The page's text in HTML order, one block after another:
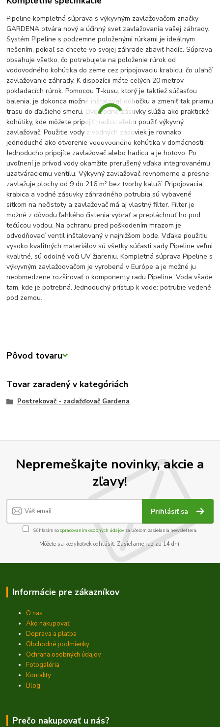
Pipeline kompletná súprava s výkyvným zavlažovačom značky
GARDENA otvára nový a účinný svet zavlažovania vašej záhrady.
Systém Pipeline s podzemne položenými rúrkami je ideálnym
riešením, pokiaľ sa chcete vo svojej záhrade zbaviť hadíc. Súprava
obsahuje všetko, čo potrebujete na položenie rúrok od
vodovodného kohútika do zeme cez pripojovaciu krabicu, čo uľahčí
zavlažovanie záhrady. K dispozícii máte celých 20 metrov
pokladacích rúrok. Pomocou T-kusu, ktorý je taktiež súčasťou
balenia, je dokonca možné inštalovať odbočku a zmeniť tak priamu
trasu do ďalšieho smeru. Dve vodné zásuvky slúžia ako praktické
kohútiky, kde môžete pripojiť hadicu alebo použiť výkyvný
zavlažovač. Použitie vody z vodných zásuviek je rovnako
jednoduché ako otvorenie vodovodného kohútika v domácnosti.
Jednoducho pripojíte zavlažovač alebo hadicu a je hotovo. Po
uvoľnení je prívod vody okamžite prerušený vďaka integrovanému
uzatváraciemu ventilu. Výkyvný zavlažovač rovnomerne a presne
zavlažuje plochy od 9 do 216 m² bez tvorby kaluží. Pripojovacia
krabica a vodné zásuvky záhradného potrubia sú vybavené
sitkom na nečistoty a zavlažovač má aj vlastný filter. Filter je
možné z dôvodu ľahkého čistenia vybrať a prepláchnuť ho pod
tečúcou vodou. Na ochranu pred poškodením mrazom je
odvodňovací ventil inštalovaný v najnižšom bode. Vďaka použitiu
vysoko kvalitných materiálov sú všetky súčasti sady Pipeline veľmi
kvalitné, sú odolné voči UV žiareniu. Kompletná súprava Pipeline s
výkyvným zavlažoovačom je vyrobená v Európe a je možné ju
neobmedzene rozširovať o komponenty radu Pipeline. Voda všade
tam, kde je potrebná. Jednoduchý prístup k vode: potrubie vedené
pod zemou.
Pôvod tovaru
Tovar zaradený v kategóriách
Postrekovač - zadažďovač Gardena
Nepremeškajte novinky, akcie a
zľavy!
Prihlásiť sa
Súhlasím sospracovaním osobných údajov za účelom zasielania newslettera.
Môžete sa kedykoľvek odhlásiť. Zasielame raz za 14 dní.
Informácie pre zákazníkov
O nás
Ako nakupovať
Doprava a platba
Obchodné podmienky
Ochrana osobných údajov
Fotogaléria
Kontakty
Blog
Prečo nakupovať u nás?